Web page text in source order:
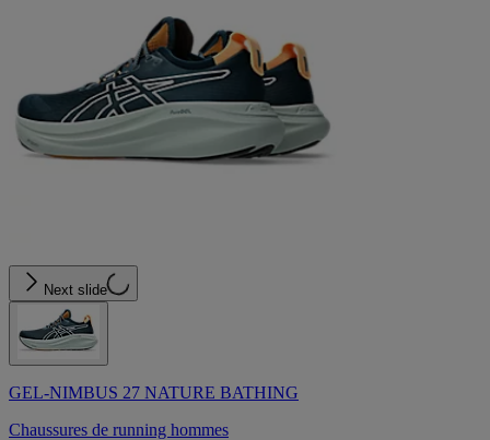
Next slide
GEL-NIMBUS 27 NATURE BATHING
Chaussures de running hommes